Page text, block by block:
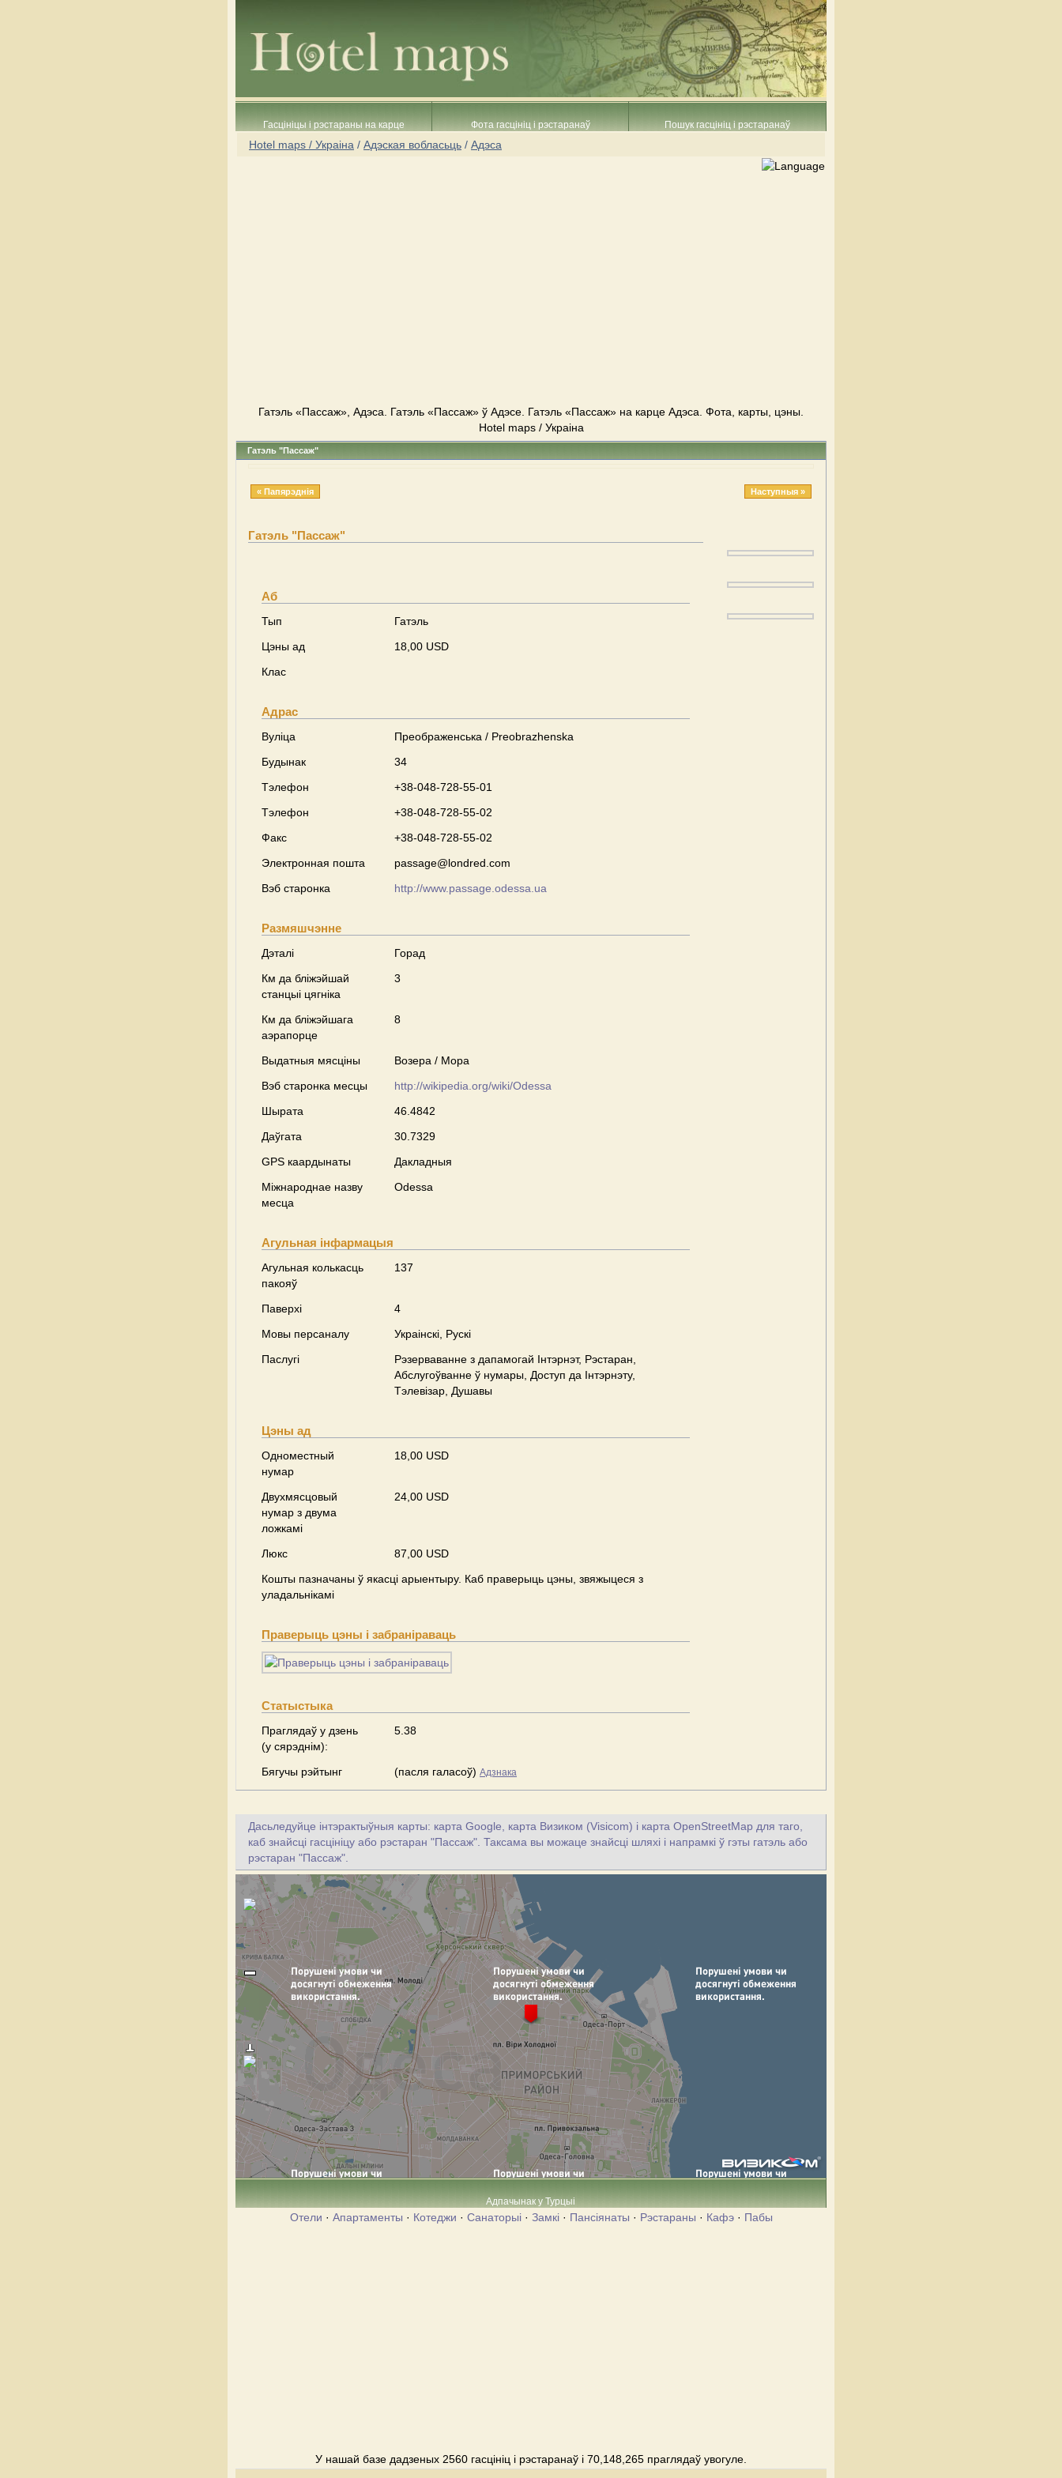
Гасцініцы і рэстараны на карце Фота гасцініц і рэстаранаў Пошук гасцініц і рэстаранаў
Hotel maps / Украіна / Адэская вобласьць / Адэса
Гатэль «Пассаж», Адэса. Гатэль «Пассаж» ў Адэсе. Гатэль «Пассаж» на карце Адэса. Фота, карты, цэны.
Hotel maps / Украіна
Гатэль "Пассаж"
« Папярэднія Наступныя »
Гатэль "Пассаж"
Аб
Тып
Гатэль
Цэны ад
18,00 USD
Клас
Адрас
Вуліца
Преображенська / Preobrazhenska
Будынак
34
Тэлефон
+38-048-728-55-01
Тэлефон
+38-048-728-55-02
Факс
+38-048-728-55-02
Электронная пошта
passage@londred.com
Вэб старонка
http://www.passage.odessa.ua
Размяшчэнне
Дэталі
Горад
Км да бліжэйшай
станцыі цягніка
3
Км да бліжэйшага
аэрапорце
8
Выдатныя мясціны
Возера / Мора
Вэб старонка месцы
http://wikipedia.org/wiki/Odessa
Шырата
46.4842
Даўгата
30.7329
GPS каардынаты
Дакладныя
Міжнароднае назву
месца
Odessa
Агульная інфармацыя
Агульная колькасць
пакояў
137
Паверхі
4
Мовы персаналу
Украінскі, Рускі
Паслугі
Рэзерваванне з дапамогай Інтэрнэт, Рэстаран,
Абслугоўванне ў нумары, Доступ да Інтэрнэту,
Тэлевізар, Душавы
Цэны ад
Одноместный
нумар
18,00 USD
Двухмясцовый
нумар з двума
ложкамі
24,00 USD
Люкс
87,00 USD
Кошты пазначаны ў якасці арыентыру. Каб праверыць цэны, звяжыцеся з
уладальнікамі
Праверыць цэны і забраніраваць
Статыстыка
Праглядаў у дзень
(у сярэднім):
5.38
Бягучы рэйтынг (пасля галасоў) Адзнака
Дасьледуйце інтэрактыўныя карты: карта Google, карта Визиком (Visicom) і карта OpenStreetMap для таго,
каб знайсці гасцініцу або рэстаран "Пассаж". Таксама вы можаце знайсці шляхі і напрамкі ў гэты гатэль або
рэстаран "Пассаж".
Адпачынак у Турцыі
Отели · Апартаменты · Котеджи · Санаторыі· Замкі· Пансіянаты · Рэстараны · Кафэ· Пабы
У нашай базе дадзеных 2560 гасцініц і рэстаранаў і 70,148,265 праглядаў увогуле.